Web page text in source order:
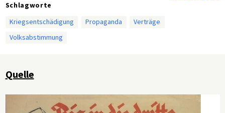
sowohl die Kritik an der Laufzeit des Young-Plans als auch an den als
wurde schließlich am 22. Dezember 1929 abgehalten. Weniger als 14%
der Wahlberechtigten stimmten für den Gesetzesentwurf gegen den
politischen Erfolg, da es ihr gelungen war, durch die Zusammenarbeit
und Popularität zu gewinnen, was sich bei der nächsten
Reichstagswahl 1930 in einem erheblichen Stimmenzuwachs
Schlagworte
Kriegsentschädigung
Propaganda
Verträge
Volksabstimmung
Quelle